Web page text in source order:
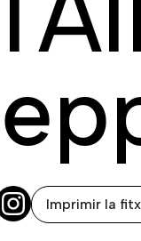
Bluesky Imprimir la